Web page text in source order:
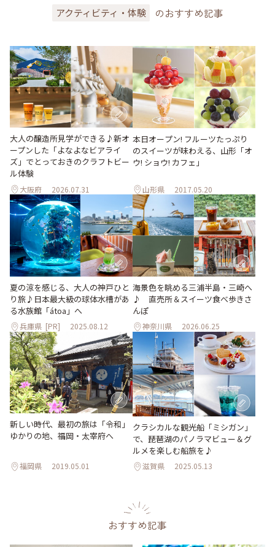
アクティビティ・体験 のおすすめ記事
大人の醸造所見学ができる♪新オ
ープンした「よなよなビアライ
ズ」でとっておきのクラフトビー
ル体験
大阪府 2026.07.31
本日オープン! フルーツたっぷり
のスイーツが味わえる、山形「オ
ウ! ショウ! カフェ」
山形県 2017.05.20
夏の涼を感じる、大人の神戸ひと
り旅♪日本最大級の球体水槽があ
る水族館「átoa」へ
兵庫県 [PR] 2025.08.12
海景色を眺める三浦半島・三崎へ
♪ 直売所＆スイーツ食べ歩きさ
んぽ
神奈川県 2026.06.25
新しい時代、最初の旅は「令和」
ゆかりの地、福岡・太宰府へ
福岡県 2019.05.01
クラシカルな観光船「ミシガン」
で、琵琶湖のパノラマビュー＆グ
ルメを楽しむ船旅を♪
滋賀県 2025.05.13
おすすめ記事